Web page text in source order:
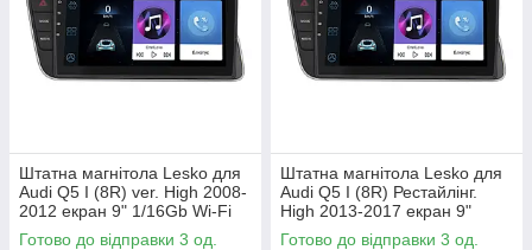
Штатна магнітола Lesko для
Audi Q5 I (8R) ver. High 2008-
2012 екран 9" 1/16Gb Wi-Fi
GPS Base
Готово до відправки 3 од.
Штатна магнітола Lesko для
Audi Q5 I (8R) Рестайлінг.
High 2013-2017 екран 9"
1/16Gb Wi-Fi GPS Base
Готово до відправки 3 од.